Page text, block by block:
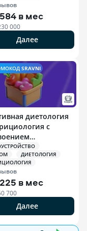
в мес
000
Далее
SRAVNI
диетология
с
по
ДИЕТОЛОГИЯ
в мес
700
Далее